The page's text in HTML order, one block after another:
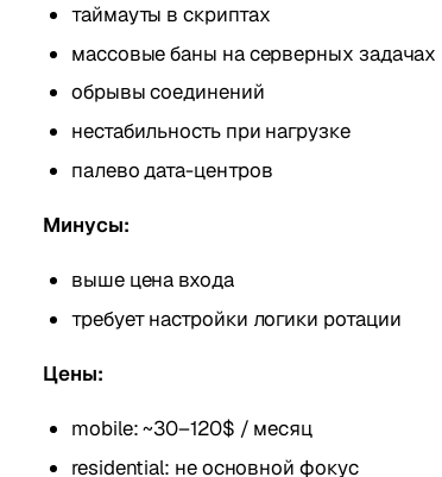
таймауты в скриптах
массовые баны на серверных задачах
обрывы соединений
нестабильность при нагрузке
палево дата-центров
Минусы:
выше цена входа
требует настройки логики ротации
Цены:
mobile: ~30–120$ / месяц
residential: не основной фокус